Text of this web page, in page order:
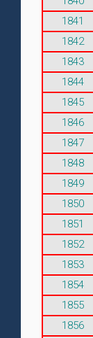
1841
1842
1843
1844
1845
1846
1847
1848
1849
1850
1851
1852
1853
1854
1855
1856